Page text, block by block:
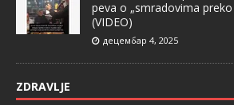
peva o „smradovima preko
(VIDEO)
децембар 4, 2025
ZDRAVLJE